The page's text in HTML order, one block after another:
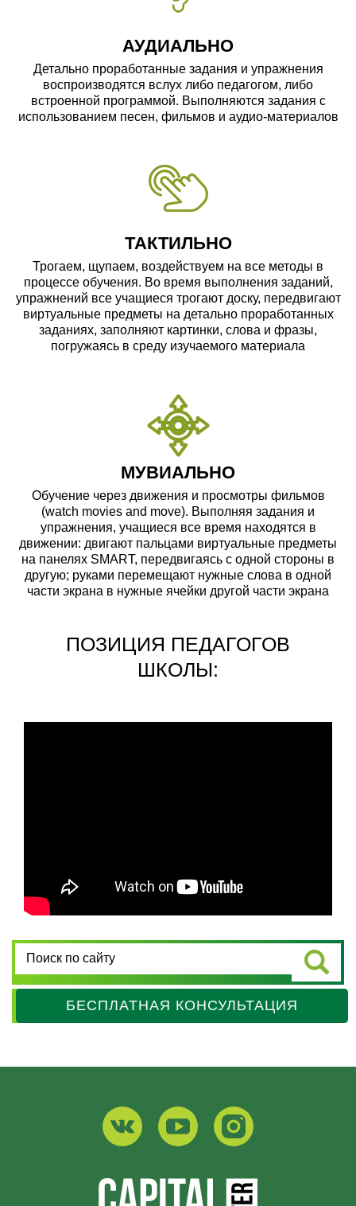
АУДИАЛЬНО
Детально проработанные задания и упражнения
воспроизводятся вслух либо педагогом, либо
встроенной программой. Выполняются задания с
использованием песен, фильмов и аудио-материалов
ТАКТИЛЬНО
Трогаем, щупаем, воздействуем на все методы в
процессе обучения. Во время выполнения заданий,
упражнений все учащиеся трогают доску, передвигают
виртуальные предметы на детально проработанных
заданиях, заполняют картинки, слова и фразы,
погружаясь в среду изучаемого материала
МУВИАЛЬНО
Обучение через движения и просмотры фильмов
(watch movies and move). Выполняя задания и
упражнения, учащиеся все время находятся в
движении: двигают пальцами виртуальные предметы
на панелях SMART, передвигаясь с одной стороны в
другую; руками перемещают нужные слова в одной
части экрана в нужные ячейки другой части экрана
ПОЗИЦИЯ ПЕДАГОГОВ
ШКОЛЫ:
БЕСПЛАТНАЯ КОНСУЛЬТАЦИЯ